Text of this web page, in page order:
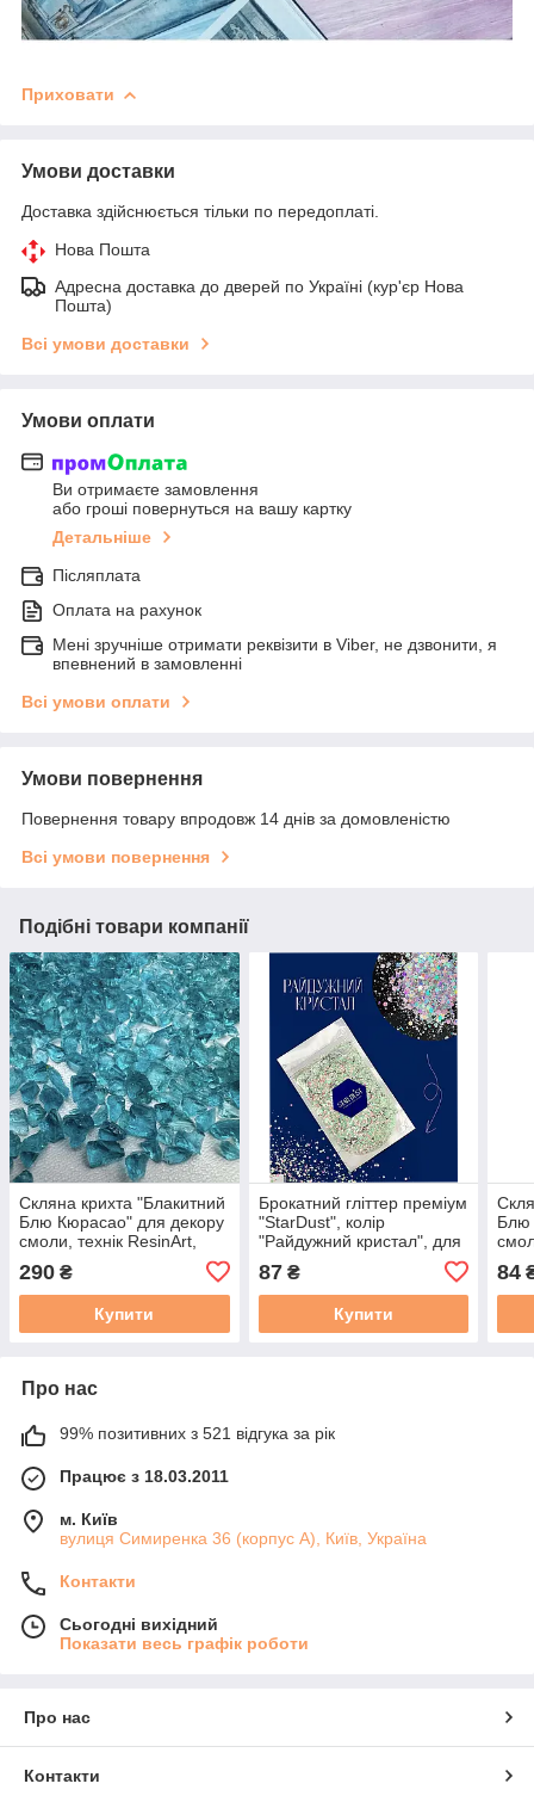
Приховати
Умови доставки
Доставка здійснюється тільки по передоплаті.
Нова Пошта
Адресна доставка до дверей по Україні (кур'єр Нова
Пошта)
Всі умови доставки
Умови оплати
Ви отримаєте замовлення
або гроші повернуться на вашу картку
Детальніше
Післяплата
Оплата на рахунок
Мені зручніше отримати реквізити в Viber, не дзвонити, я
впевнений в замовленні
Всі умови оплати
Умови повернення
Повернення товару впродовж 14 днів за домовленістю
Всі умови повернення
Подібні товари компанії
Скляна крихта "Блакитний
Блю Кюрасао" для декору
смоли, технік ResinArt,
прозора, фракція 5-8 мм.
Уп. 500 г
290 ₴
Купити
Брокатний гліттер преміум
"StarDust", колір
"Райдужний кристал", для
смолу, уп. 7 г
87₴
Купити
Блю
Уп.
84
Про нас
99% позитивних з 521 відгука за рік
Працює з 18.03.2011
м. Київ
вулиця Симиренка 36 (корпус А), Київ, Україна
Контакти
Сьогодні вихідний
Показати весь графік роботи
Про нас
Контакти